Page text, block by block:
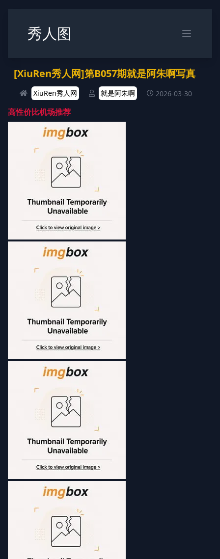
秀人图
[XiuRen秀人网]第B057期就是阿朱啊写真
XiuRen秀人网 就是阿朱啊 2026-03-30
高性价比机场推荐